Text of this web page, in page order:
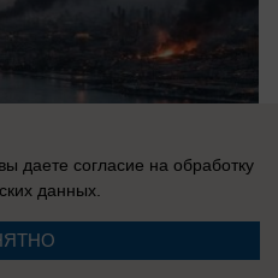
даете согласие на обработку
данных.